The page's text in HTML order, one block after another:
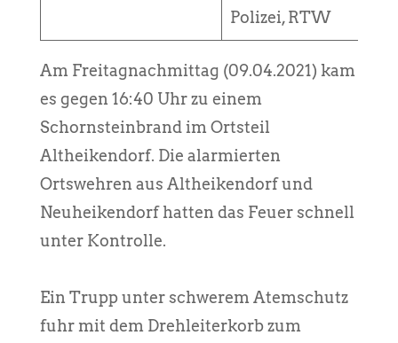
Polizei, RTW
Am Freitagnachmittag (09.04.2021) kam
es gegen 16:40 Uhr zu einem
Schornsteinbrand im Ortsteil
Altheikendorf. Die alarmierten
Ortswehren aus Altheikendorf und
Neuheikendorf hatten das Feuer schnell
unter Kontrolle.
Ein Trupp unter schwerem Atemschutz
fuhr mit dem Drehleiterkorb zum